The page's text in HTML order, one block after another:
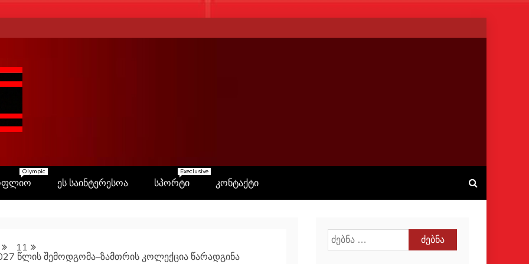
Olympic
ეს საინტერესოა სპორტი
Execlusive
კონტაქტი
11
წლის შემოდგომა–ზამთრის კოლექცია წარადგინა
ძებნა: